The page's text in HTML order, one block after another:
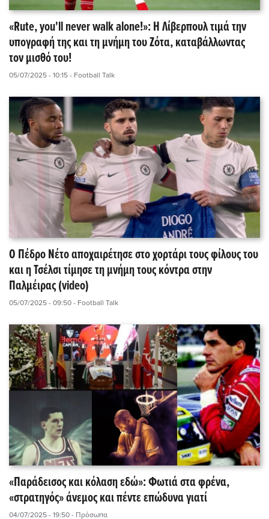
«Rute, you'll never walk alone!»: Η Λίβερπουλ τιμά την
υπογραφή της και τη μνήμη του Ζότα, καταβάλλωντας
τον μισθό του!
05/07/2025 - 10:15 - Football Talk
Ο Πέδρο Νέτο αποχαιρέτησε στο χορτάρι τους φίλους του
και η Τσέλσι τίμησε τη μνήμη τους κόντρα στην
Παλμέιρας (video)
05/07/2025 - 09:50 - Football Talk
«Παράδεισος και κόλαση εδώ»: Φωτιά στα φρένα,
«στρατηγός» άνεμος και πέντε επώδυνα γιατί
04/07/2025 - 19:50 - Πρόσωπα